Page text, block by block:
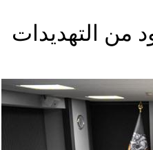
من التهديدات